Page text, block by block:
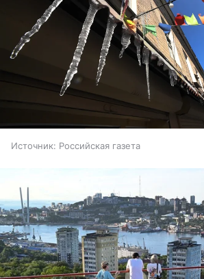
Источник: Российская газета